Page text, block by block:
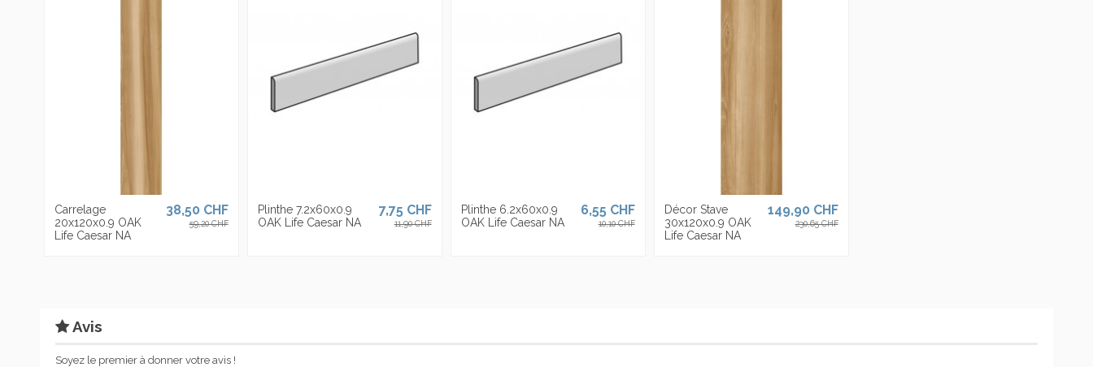
30 mm, divisés en 23 formats et de nombreuses finitions de surface pensés pour les styles de vie et les goûts architecturaux les plus
Carrelage
20x120x0.9 OAK
Life Caesar NA
38,50 CHF
59,20 CHF
Plinthe 7.2x60x0.9
OAK Life Caesar NA
7,75 CHF
11,90 CHF
Plinthe 6.2x60x0.9
OAK Life Caesar NA
6,55 CHF
10,10 CHF
Décor Stave
30x120x0.9 OAK
Life Caesar NA
149,90 CHF
230,65 CHF
Avis
Soyez le premier à donner votre avis !